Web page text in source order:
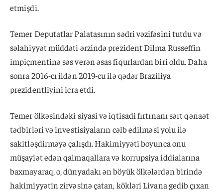
etmişdi.
Temer Deputatlar Palatasının sədri vəzifəsini tutdu və
səlahiyyət müddəti ərzində prezident Dilma Russeffin
impiçmentinə səs verən əsas fiqurlardan biri oldu. Daha
sonra 2016-cı ildən 2019-cu ilə qədər Braziliya
prezidentliyini icra etdi.
Temer ölkəsindəki siyasi və iqtisadi fırtınanı sərt qənaət
tədbirləri və investisiyaların cəlb edilməsi yolu ilə
sakitləşdirməyə çalışdı. Hakimiyyəti boyunca onu
müşayiət edən qalmaqallara və korrupsiya iddialarına
baxmayaraq, o, dünyadakı ən böyük ölkələrdən birində
hakimiyyətin zirvəsinə çatan, kökləri Livana gedib çıxan